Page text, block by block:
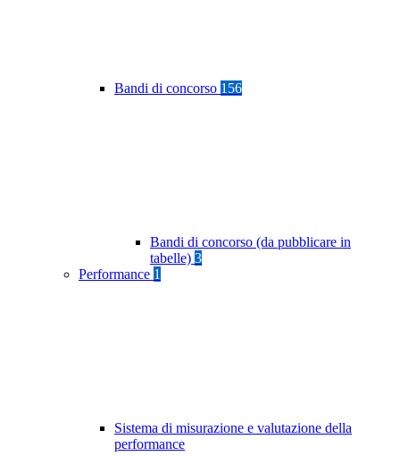
Bandi di concorso 156
Bandi di concorso (da pubblicare in
tabelle) 3
Performance 1
Sistema di misurazione e valutazione della
performance